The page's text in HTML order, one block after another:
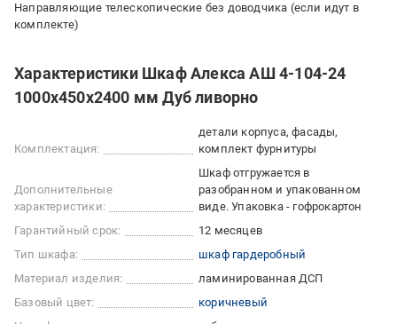
Направляющие телескопические без доводчика (если идут в
комплекте)
Характеристики Шкаф Алекса АШ 4-104-24
1000х450х2400 мм Дуб ливорно
Комплектация:
детали корпуса, фасады,
комплект фурнитуры
Дополнительные
характеристики:
Шкаф отгружается в
разобранном и упакованном
виде. Упаковка - гофрокартон
Гарантийный срок:
12 месяцев
Тип шкафа:
шкаф гардеробный
Материал изделия:
ламинированная ДСП
Базовый цвет:
коричневый